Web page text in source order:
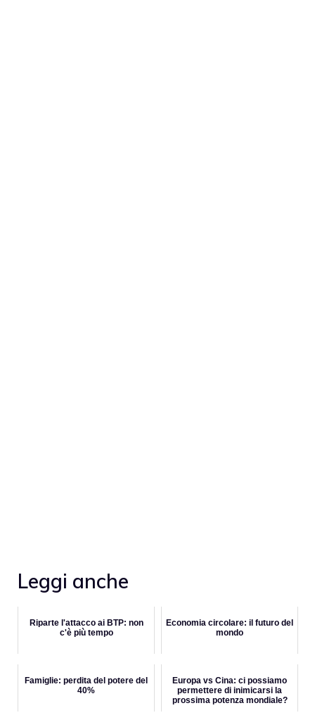
Leggi anche
Riparte l'attacco ai BTP: non
c'è più tempo
Economia circolare: il futuro del
mondo
Famiglie: perdita del potere del
40%
Europa vs Cina: ci possiamo
permettere di inimicarsi la
prossima potenza mondiale?